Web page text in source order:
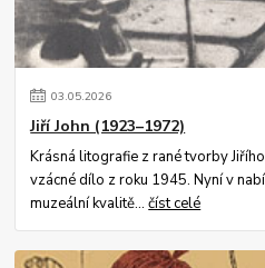
03.05.2026
Jiří John (1923–1972)
Krásná litografie z rané tvorby
vzácné dílo z roku 1945. Nyní v
muzeální kvalitě...číst celé